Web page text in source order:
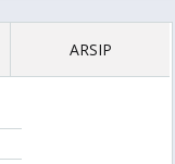
ARSIP